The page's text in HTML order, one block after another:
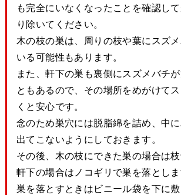
も完全にいなくなったことを確認し
り除いてください。
木の枝の巣は、周りの枝や葉にスズ
いる可能性もあります。
また、軒下の巣も裏側にスズメバチ
ともあるので、その場所をめがけて
くと安心です。
念のため巣穴には脱脂綿を詰め、中
出てこないようにしておきます。
その後、木の枝にできた巣の場合は枝
軒下の場合はノコギリで巣を落としま
巣を落とすときはビニール袋を下に